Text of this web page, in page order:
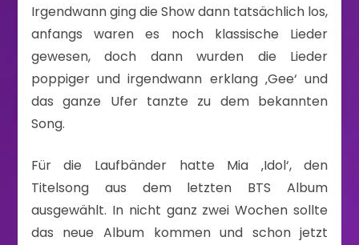
Irgendwann ging die Show dann tatsächlich los,
anfangs waren es noch klassische Lieder
gewesen, doch dann wurden die Lieder
poppiger und irgendwann erklang ‚Gee‘ und
das ganze Ufer tanzte zu dem bekannten
Song.
Für die Laufbänder hatte Mia ‚Idol‘, den
Titelsong aus dem letzten BTS Album
ausgewählt. In nicht ganz zwei Wochen sollte
das neue Album kommen und schon jetzt